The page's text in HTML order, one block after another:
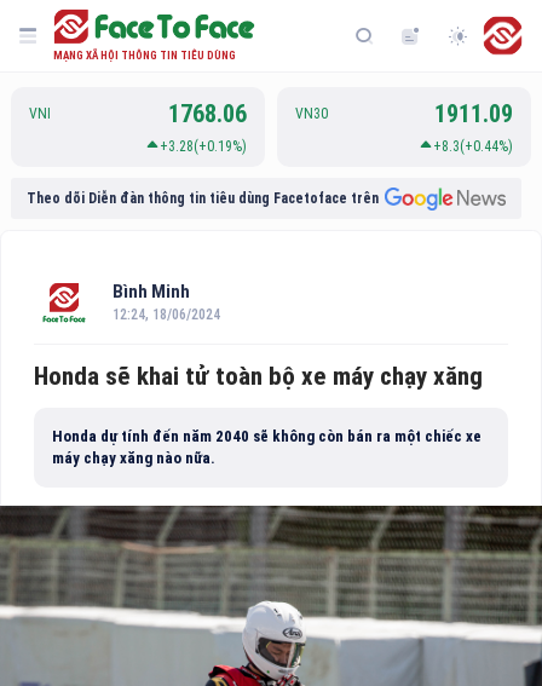
MẠNG XÃ HỘI THÔNG TIN TIÊU DÙNG
VNI 1768.06
+3.28(+0.19%)
VN30 1911.09
+8.3(+0.44%)
Theo dõi Diễn đàn thông tin tiêu dùng Facetoface trên
Bình Minh
12:24, 18/06/2024
Honda sẽ khai tử toàn bộ xe máy chạy xăng
Honda dự tính đến năm 2040 sẽ không còn bán ra một chiếc xe
máy chạy xăng nào nữa.